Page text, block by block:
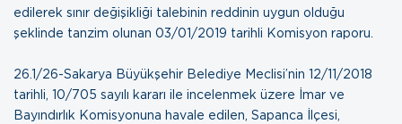
edilerek sınır değişikliği talebinin reddinin uygun olduğu
şeklinde tanzim olunan 03/01/2019 tarihli Komisyon raporu
26.1/26-Sakarya Büyükşehir Belediye Meclisi’nin 12/11/2018
tarihli, 10/705 sayılı kararı ile incelenmek üzere İmar ve
Bayındırlık Komisyonuna havale edilen, Sapanca İlçesi,